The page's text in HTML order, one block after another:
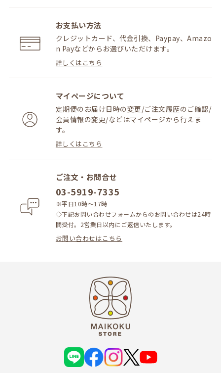
お支払い方法
クレジットカード、代金引換、Paypay、Amazo
n Payなどからお選びいただけます。
詳しくはこちら
マイページについて
定期便のお届け日時の変更/ご注文履歴のご確認/
会員情報の変更/などはマイページから行えま
す。
詳しくはこちら
ご注文・お問合せ
03-5919-7335
※平日10時～17時
◇下記お問い合わせフォームからのお問い合わせは24時
間受付。2営業日以内にご返信いたします。
お問い合わせはこちら
L
N
f
a
c
i
n
s
X
Y
o
u